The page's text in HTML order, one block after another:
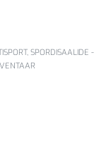
, SPORDISAALIDE -